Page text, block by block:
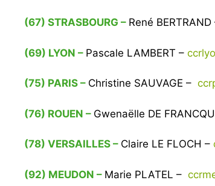
(67) STRASBOURG – René BERTRAND
(69) LYON – Pascale LAMBERT –
(75) PARIS – Christine SAUVAGE –
(76) ROUEN – Gwenaëlle DE
(78) VERSAILLES – Claire LE FLOCH –
(92) MEUDON – Marie PLATEL –